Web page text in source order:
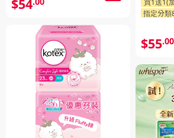
$54
買1送1(
指定分類
$55.00